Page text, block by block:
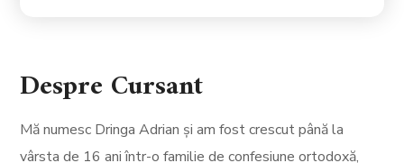
Despre Cursant
Mă numesc Dringa Adrian și am fost crescut până la
vârsta de 16 ani într-o familie de confesiune ortodoxă,